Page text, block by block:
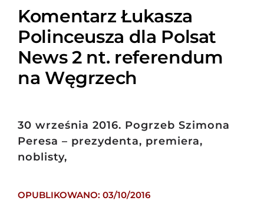
Komentarz Łukasza
Polinceusza dla Polsat
News 2 nt. referendum
na Węgrzech
30 września 2016. Pogrzeb Szimona
Peresa – prezydenta, premiera,
noblisty,
OPUBLIKOWANO: 03/10/2016